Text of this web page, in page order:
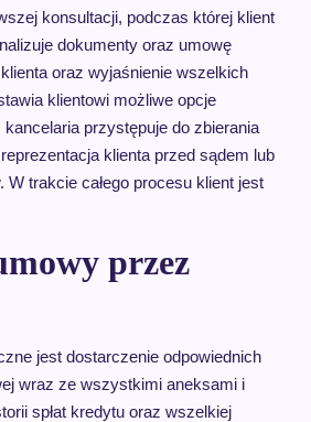
konsultacji, podczas której klient
dokumenty oraz umowę
oraz wyjaśnienie wszelkich
klientowi możliwe opcje
kancelaria przystępuje do zbierania
klienta przed sądem lub
trakcie całego procesu klient jest
przez
jest dostarczenie odpowiednich
wraz ze wszystkimi aneksami i
spłat kredytu oraz wszelkiej